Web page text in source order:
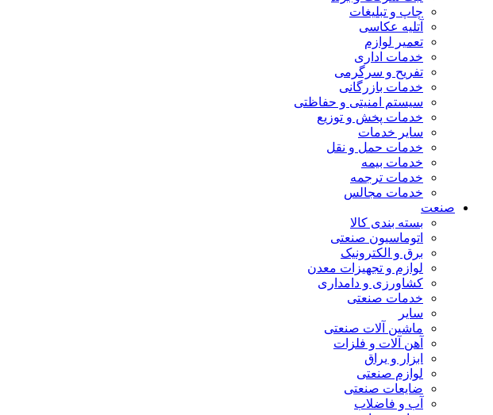
چاپ و تبلیغات
آتلیه عکاسی
تعمیر لوازم
خدمات اداری
تفریح و سرگرمی
خدمات بازرگانی
سیستم امنیتی و حفاظتی
خدمات پخش و توزیع
سایر خدمات
خدمات حمل و نقل
خدمات بیمه
خدمات ترجمه
خدمات مجالس
صنعت
بسته بندی کالا
اتوماسیون صنعتی
برق و الکترونیک
لوازم و تجهیزات معدن
کشاورزی و دامداری
خدمات صنعتی
سایر
ماشین آلات صنعتی
آهن آلات و فلزات
ابزار و یراق
لوازم صنعتی
ضایعات صنعتی
آب و فاضلاب